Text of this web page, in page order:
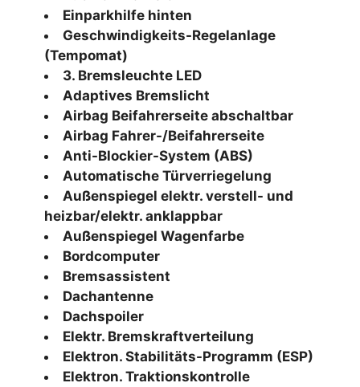
Einparkhilfe hinten
Geschwindigkeits-Regelanlage
(Tempomat)
3. Bremsleuchte LED
Adaptives Bremslicht
Airbag Beifahrerseite abschaltbar
Airbag Fahrer-/Beifahrerseite
Anti-Blockier-System (ABS)
Automatische Türverriegelung
Außenspiegel elektr. verstell- und
heizbar/elektr. anklappbar
Außenspiegel Wagenfarbe
Bordcomputer
Bremsassistent
Dachantenne
Dachspoiler
Elektr. Bremskraftverteilung
Elektron. Stabilitäts-Programm (ESP)
Elektron. Traktionskontrolle